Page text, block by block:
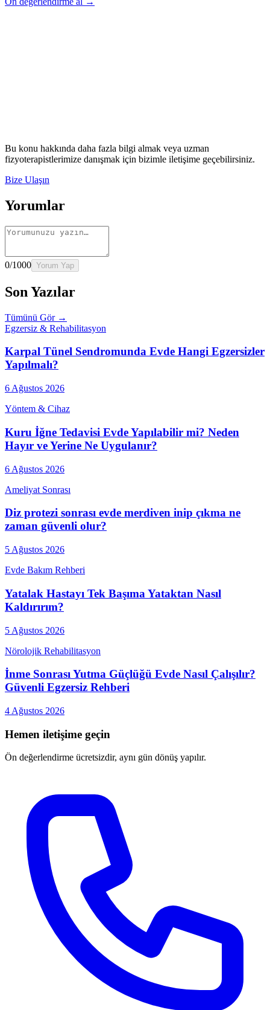
Bu konu hakkında daha fazla bilgi almak veya uzman
fizyoterapistlerimize danışmak için bizimle iletişime geçebilirsiniz.
Bize Ulaşın
Yorumlar
0/1000 Yorum Yap
Son Yazılar
Tümünü Gör →
Egzersiz & Rehabilitasyon
Karpal Tünel Sendromunda Evde Hangi Egzersizler
Yapılmalı?
6 Ağustos 2026
Yöntem & Cihaz
Kuru İğne Tedavisi Evde Yapılabilir mi? Neden
Hayır ve Yerine Ne Uygulanır?
6 Ağustos 2026
Ameliyat Sonrası
Diz protezi sonrası evde merdiven inip çıkma ne
zaman güvenli olur?
5 Ağustos 2026
Evde Bakım Rehberi
Yatalak Hastayı Tek Başıma Yataktan Nasıl
Kaldırırım?
5 Ağustos 2026
Nörolojik Rehabilitasyon
İnme Sonrası Yutma Güçlüğü Evde Nasıl Çalışılır?
Güvenli Egzersiz Rehberi
4 Ağustos 2026
Hemen iletişime geçin
Ön değerlendirme ücretsizdir, aynı gün dönüş yapılır.